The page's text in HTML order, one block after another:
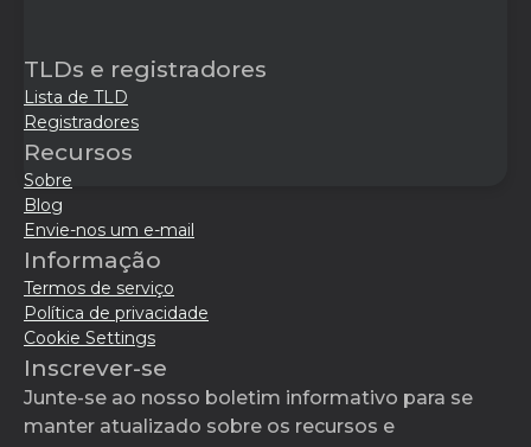
TLDs e registradores
Lista de TLD
Registradores
Recursos
Sobre
Blog
Envie-nos um e-mail
Informação
Termos de serviço
Política de privacidade
Cookie Settings
Inscrever-se
Junte-se ao nosso boletim informativo para se
manter atualizado sobre os recursos e